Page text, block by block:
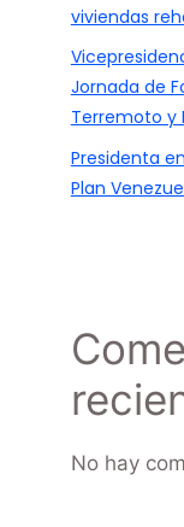
viviendas
Jornada de
Terremoto y
Presidenta
Plan
No hay